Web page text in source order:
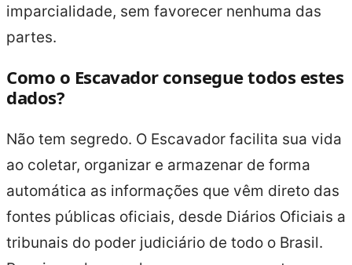
imparcialidade, sem favorecer nenhuma das
partes.
Como o Escavador consegue todos estes
dados?
Não tem segredo. O Escavador facilita sua vida
ao coletar, organizar e armazenar de forma
automática as informações que vêm direto das
fontes públicas oficiais, desde Diários Oficiais a
tribunais do poder judiciário de todo o Brasil.